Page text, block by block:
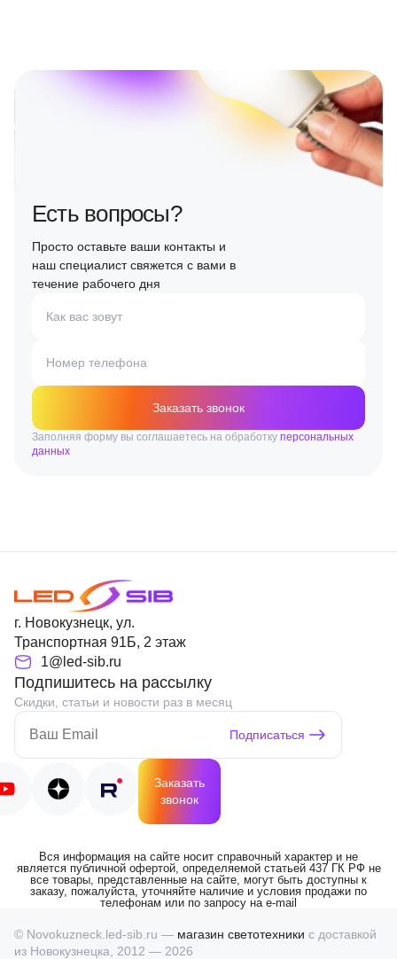
Есть вопросы?
Просто оставьте ваши контакты и
наш специалист свяжется с вами в
течение рабочего дня
Как вас зовут
Номер телефона
Заказать звонок
Заполняя форму вы соглашаетесь на обработку персональных
данных
г. Новокузнецк, ул.
Транспортная 91Б, 2 этаж
1@led-sib.ru
Подпишитесь на рассылку
Скидки, статьи и новости раз в месяц
Подписаться
Заказать
звонок
Вся информация на сайте носит справочный характер и не
является публичной офертой, определяемой статьей 437 ГК РФ не
все товары, представленные на сайте, могут быть доступны к
заказу, пожалуйста, уточняйте наличие и условия продажи по
телефонам или по запросу на e-mail
© Novokuzneck.led-sib.ru — магазин светотехники с доставкой
из Новокузнецка, 2012 — 2026